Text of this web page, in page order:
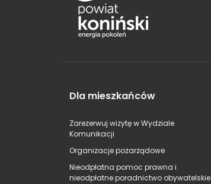
Dla mieszkańców
Zarezerwuj wizytę w Wydziale
Komunikacji
Organizacje pozarządowe
Nieodpłatna pomoc prawna i
nieodpłatne poradnictwo obywatelskie